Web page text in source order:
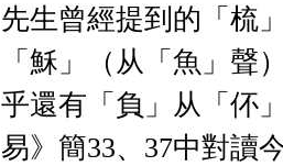
先生曾經提到的「梳
「穌」（从「魚」聲
乎還有「負」从「伓
易》簡33、37中對讀